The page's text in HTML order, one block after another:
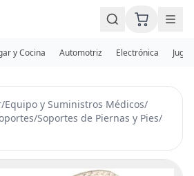
y Cocina Automotriz Electrónica
/Equipo y Suministros Médicos/
/Soportes de Piernas y Pies/